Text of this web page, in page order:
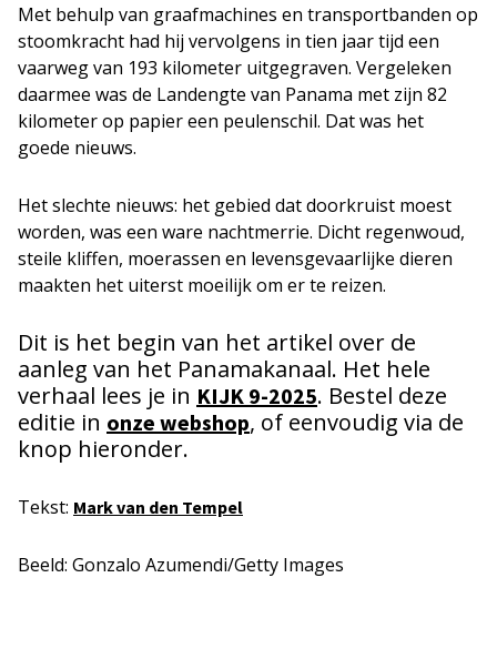
Met behulp van graafmachines en transportbanden op
stoomkracht had hij vervolgens in tien jaar tijd een
vaarweg van 193 kilometer uitgegraven. Vergeleken
daarmee was de Landengte van Panama met zijn 82
kilometer op papier een peulenschil. Dat was het
goede nieuws.
Het slechte nieuws: het gebied dat doorkruist moest
worden, was een ware nachtmerrie. Dicht regenwoud,
steile kliffen, moerassen en levensgevaarlijke dieren
maakten het uiterst moeilijk om er te reizen.
Dit is het begin van het artikel over de
aanleg van het Panamakanaal. Het hele
verhaal lees je in KIJK 9-2025. Bestel deze
editie in onze webshop, of eenvoudig via de
knop hieronder.
Tekst: Mark van den Tempel
Beeld: Gonzalo Azumendi/Getty Images